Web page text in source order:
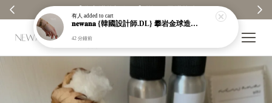
有人 added to cart
𝐧𝐞𝐰𝐚𝐧𝐚 {韓國設計師.DL} 攀岩金球造型手鍊｜吊墜｜墜飾｜金色｜純銀鍍金｜手鏈｜現貨＋預購【n606】
42 分鐘前